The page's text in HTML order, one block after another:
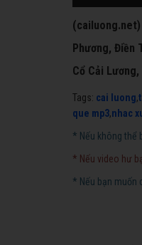
(cailuong.net)
Phương, Điền
Cổ Cải
Tags: cai luong,
que mp3,nhac
* Nếu không thể
* Nếu video hư
* Nếu bạn muốn